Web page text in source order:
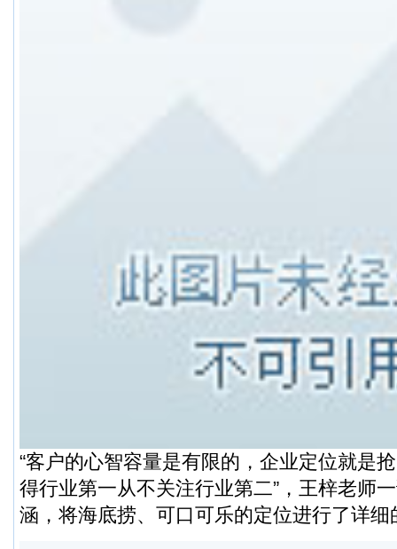
“客户的心智容量是有限的，企业定位就是
得行业第一从不关注行业第二”，王梓老师
涵，将海底捞、可口可乐的定位进行了详细